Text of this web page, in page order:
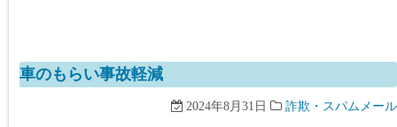
車のもらい事故軽減
2024年8月31日 詐欺・スパムメール